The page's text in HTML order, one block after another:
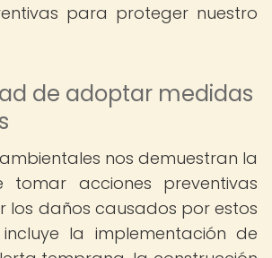
para proteger nuestro
de adoptar medidas
nos demuestran la
tomar acciones preventivas
los daños causados por estos
incluye la implementación de